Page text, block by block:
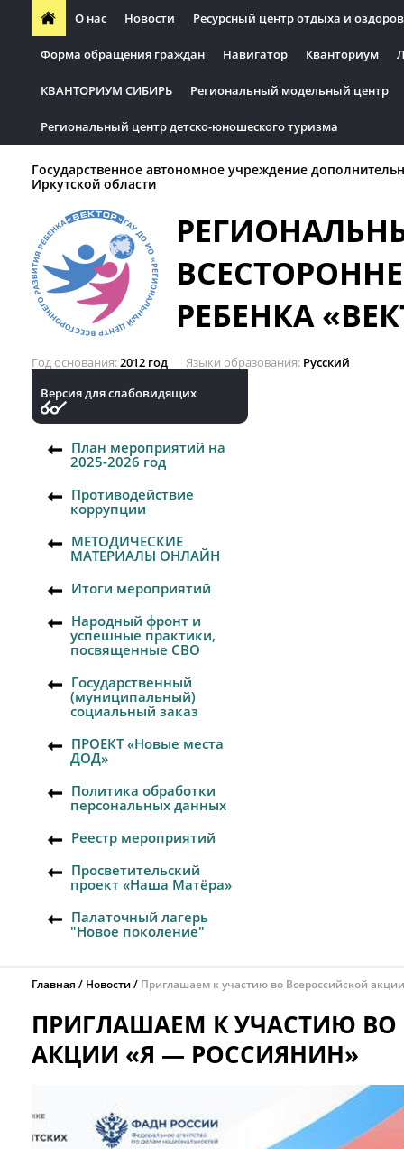
О нас Новости Ресурсный центр отдыха и
Форма обращения граждан Навигатор Кванториум
КВАНТОРИУМ СИБИРЬ Региональный модельный центр
Региональный центр детско-юношеского туризма
Государственное автономное учреждение
Иркутской области
РЕБЕНКА
Год основания 2012 год Языки образования Русский
Версия для слабовидящих
План мероприятий на
2025-2026 год
Противодействие
коррупции
МЕТОДИЧЕСКИЕ
МАТЕРИАЛЫ ОНЛАЙН
Итоги мероприятий
Народный фронт и
успешные практики,
посвященные СВО
Государственный
(муниципальный)
социальный заказ
ПРОЕКТ «Новые места
ДОД»
Политика обработки
персональных данных
Реестр мероприятий
Просветительский
проект «Наша Матёра»
Палаточный лагерь
"Новое поколение"
Главная Новости Приглашаем к участию во Всероссийской
ПРИГЛАШАЕМ К УЧАСТИЮ ВО
АКЦИИ «Я — РОССИЯНИН»